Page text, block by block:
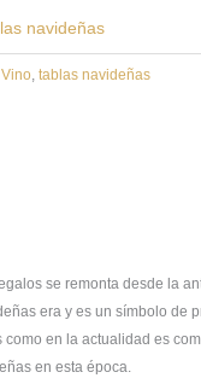
navideñas
, tablas navideñas
se remonta desde la
era y es un símbolo de
como en la actualidad es
en esta época.